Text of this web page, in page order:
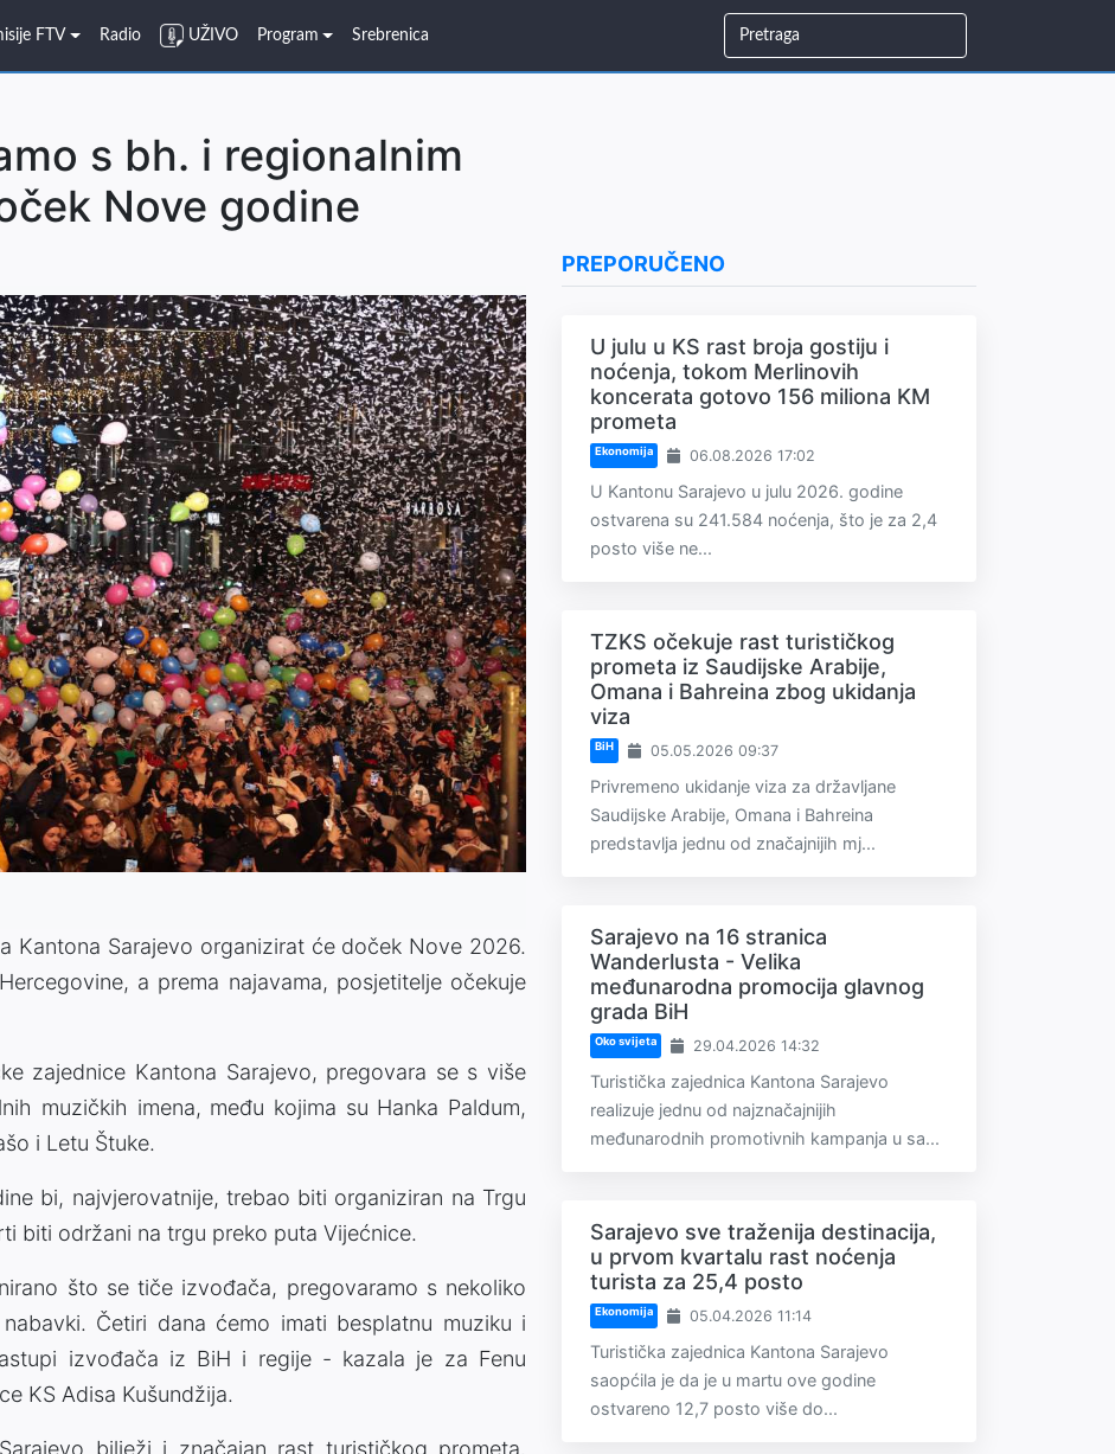
FTV Radio UŽIVO Program Srebrenica
s bh. i regionalnim
Nove godine
Kantona Sarajevo organizirat će doček Nove 2026.
a prema najavama, posjetitelje očekuje
zajednice Kantona Sarajevo, pregovara se s više
muzičkih imena, među kojima su Hanka Paldum,
i Letu Štuke.
bi, najvjerovatnije, trebao biti organiziran na Trgu
biti održani na trgu preko puta Vijećnice.
što se tiče izvođača, pregovaramo s nekoliko
Četiri dana ćemo imati besplatnu muziku i
izvođača iz BiH i regije - kazala je za Fenu
KS Adisa Kušundžija.
bilježi i značajan rast turističkog prometa.
PREPORUČENO
U julu u KS rast broja gostiju i
noćenja, tokom Merlinovih
koncerata gotovo 156 miliona KM
prometa
Ekonomija 06.08.2026 17:02
U Kantonu Sarajevo u julu 2026. godine
ostvarena su 241.584 noćenja, što je za 2,4
posto više ne...
TZKS očekuje rast turističkog
prometa iz Saudijske Arabije,
Omana i Bahreina zbog ukidanja
viza
BiH 05.05.2026 09:37
Privremeno ukidanje viza za državljane
Saudijske Arabije, Omana i Bahreina
predstavlja jednu od značajnijih mj...
Sarajevo na 16 stranica
Wanderlusta - Velika
međunarodna promocija glavnog
grada BiH
Oko svijeta 29.04.2026 14:32
Turistička zajednica Kantona Sarajevo
realizuje jednu od najznačajnijih
međunarodnih promotivnih kampanja u sa...
Sarajevo sve traženija destinacija,
u prvom kvartalu rast noćenja
turista za 25,4 posto
Ekonomija 05.04.2026 11:14
Turistička zajednica Kantona Sarajevo
saopćila je da je u martu ove godine
ostvareno 12,7 posto više do...